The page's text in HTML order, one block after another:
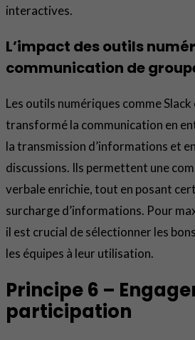
interactives.
L’impact des outils
communication de
Les outils numériques comme
transformé la communication en
la transmission d’informations et
discussions. Ils permettent une
verbale enrichie, tout en posant
surcharge d’informations. Pour
il est crucial de sélectionner les
les équipes à leur utilisation.
Principe 6 –
participation